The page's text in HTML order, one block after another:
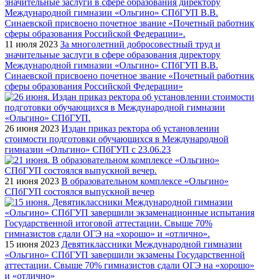
11 июля 2023 За многолетний добросовестный труд и
значительные заслуги в сфере образования директору
Международной гимназии «Ольгино» СПбГУП В.В.
Синаевской присвоено почетное звание «Почетный работник
сферы образования Российской Федерации»
26 июня 2023 Издан приказ ректора об установлении
стоимости подготовки обучающихся в Международной
гимназии «Ольгино» СПбГУП с 23.06.23
21 июня 2023 В образовательном комплексе «Ольгино»
СПбГУП состоялся выпускной вечер
15 июня 2023 Девятиклассники Международной гимназии
«Ольгино» СПбГУП завершили экзамены Государственной
аттестации. Свыше 70% гимназистов сдали ОГЭ на «хорошо»
и «отлично»